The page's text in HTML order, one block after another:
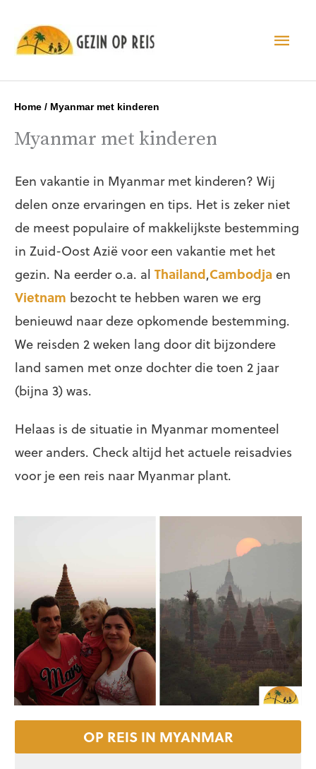
Home / Myanmar met kinderen
Myanmar met kinderen
Een vakantie in Myanmar met kinderen? Wij
delen onze ervaringen en tips. Het is zeker niet
de meest populaire of makkelijkste bestemming
in Zuid-Oost Azië voor een vakantie met het
gezin. Na eerder o.a. al Thailand,Cambodjaen
Vietnam bezocht te hebben waren we erg
benieuwd naar deze opkomende bestemming.
We reisden 2 weken lang door dit bijzondere
land samen met onze dochter die toen 2 jaar
(bijna 3) was.
Helaas is de situatie in Myanmar momenteel
weer anders. Check altijd het actuele reisadvies
voor je een reis naar Myanmar plant.
OP REIS IN MYANMAR